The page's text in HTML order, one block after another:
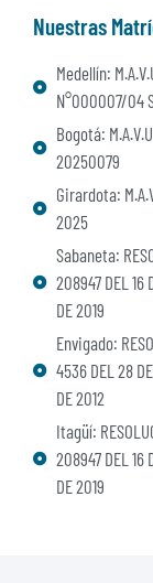
Nuestras
Medellín:
N°000007/04
Bogotá:
20250079
Girardota:
2025
Sabaneta:
208947 DEL 16
DE 2019
Envigado:
4536 DEL 28
DE 2012
Itagüí:
208947 DEL 16
DE 2019